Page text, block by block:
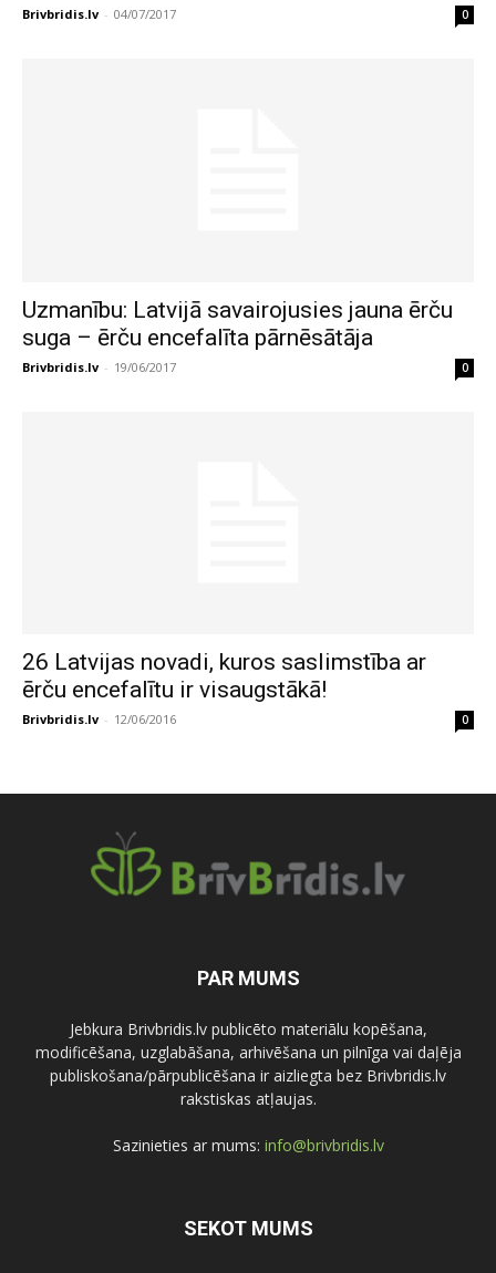
Brivbridis.lv - 04/07/2017 0
Uzmanību: Latvijā savairojusies jauna ērču
suga – ērču encefalīta pārnēsātāja
Brivbridis.lv - 19/06/2017 0
26 Latvijas novadi, kuros saslimstība ar
ērču encefalītu ir visaugstākā!
Brivbridis.lv - 12/06/2016 0
PAR MUMS
Jebkura Brivbridis.lv publicēto materiālu kopēšana,
modificēšana, uzglabāšana, arhivēšana un pilnīga vai daļēja
publiskošana/pārpublicēšana ir aizliegta bez Brivbridis.lv
rakstiskas atļaujas.
Sazinieties ar mums: info@brivbridis.lv
SEKOT MUMS